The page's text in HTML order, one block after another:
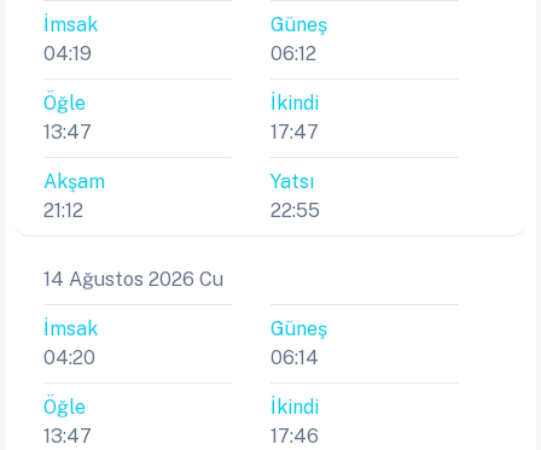
İmsak
04:19
Güneş
06:12
Öğle
13:47
İkindi
17:47
Akşam
21:12
Yatsı
22:55
14 Ağustos 2026 Cu
İmsak
04:20
Güneş
06:14
Öğle
13:47
İkindi
17:46